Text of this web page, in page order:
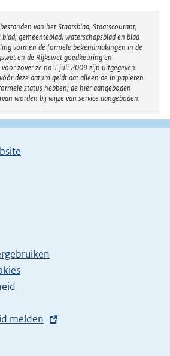
van het Staatsblad, Staatscourant,
gemeenteblad, waterschapsblad en blad
vormen de formele bekendmakingen in de
en de Rijkswet goedkeuring en
zover ze na 1 juli 2009 zijn uitgegeven.
deze datum geldt dat alleen de in papieren
status hebben; de hier aangeboden
worden bij wijze van service aangeboden.
melden